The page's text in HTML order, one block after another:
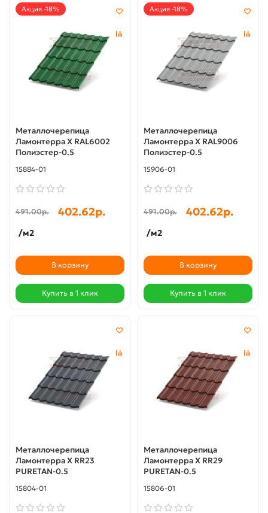
Акция -18%
Металлочерепица
Ламонтерра X RAL6002
Полиэстер-0.5
15884-01
491.00р. 402.62р.
/м2
В корзину
Купить в 1 клик
Акция -18%
Металлочерепица
Ламонтерра X RAL9006
Полиэстер-0.5
15906-01
491.00р. 402.62р.
/м2
В корзину
Купить в 1 клик
Металлочерепица
Ламонтерра X RR23
PURETAN-0.5
15804-01
Металлочерепица
Ламонтерра X RR29
PURETAN-0.5
15806-01